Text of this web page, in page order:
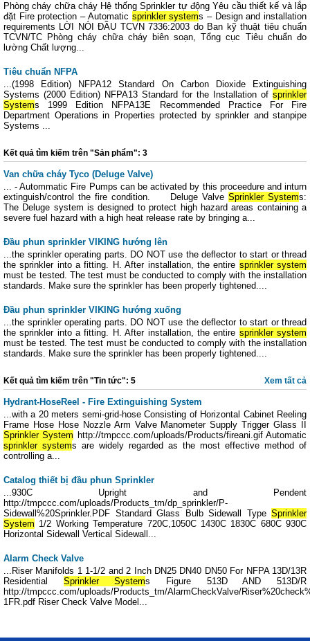
Phòng cháy chữa cháy Hệ thống Sprinkler tự động Yêu cầu thiết kế và lắp
đặt Fire protection – Automatic sprinkler systems – Design and installation
requirements LỜI NÓI ĐẦU TCVN 7336:2003 do Ban kỹ thuật tiêu chuẩn
TCVN/TC Phòng cháy chữa cháy biên soạn, Tổng cục Tiêu chuẩn đo
lường Chất lượng...
Tiêu chuẩn NFPA
...(1998 Edition) NFPA12 Standard On Carbon Dioxide Extinguishing
Systems (2000 Edition) NFPA13 Standard for the Installation of sprinkler
Systems 1999 Edition NFPA13E Recommended Practice For Fire
Department Operations in Properties protected by sprinkler and stanpipe
Systems ...
Kết quả tìm kiếm trên "Sản phẩm": 3
Van chữa cháy Tyco (Deluge Valve)
... - Autommatic Fire Pumps can be activated by this proceedure and inturn
extinguish/control the fire condition. Deluge ValveSprinkler Systems:
The Deluge system is designed to protect high hazard areas containing a
severe fuel hazard with a high heat release rate by bringing a...
Đầu phun sprinkler VIKING hướng lên
...the sprinkler operating parts. DO NOT use the deflector to start or thread
the sprinkler into a fitting. H. After installation, the entire sprinkler system
must be tested. The test must be conducted to comply with the installation
standards. Make sure the sprinkler has been properly tightened....
Đầu phun sprinkler VIKING hướng xuống
...the sprinkler operating parts. DO NOT use the deflector to start or thread
the sprinkler into a fitting. H. After installation, the entire sprinkler system
must be tested. The test must be conducted to comply with the installation
standards. Make sure the sprinkler has been properly tightened....
Xem tất cả
Kết quả tìm kiếm trên "Tin tức": 5
Hydrant-HoseReel - Fire Extinguishing System
...with a 20 meters semi-grid-hose Consisting of Horizontal Cabinet Reeling
Frame Hose Hose Nozzle Arm Valve Manometer Supply Trigger Glass II
Sprinkler System http://tmpccc.com/uploads/Products/fireani.gif Automatic
sprinkler systems are widely regarded as the most effective method of
controlling a...
Catalog thiết bị đầu phun Sprinkler
...930C Upright and Pendent
http://tmpccc.com/uploads/Products_tm/dp_sprinkler/P-
Sidewall%20Sprinkler.PDF Standard Glass Bulb Sidewall Type Sprinkler
System 1/2 Working Temperature 720C,1050C 1430C 1830C 680C 930C
Horizontal Sidewall Vertical Sidewall...
Alarm Check Valve
...Riser Manifolds 1 1-1/2 and 2 Inch DN25 DN40 DN50 For NFPA 13D/13R
Residential Sprinkler Systems Figure 513D AND 513D/R
http://tmpccc.com/uploads/Products_tm/AlarmCheckValve/
1FR.pdf Riser Check Valve Model...